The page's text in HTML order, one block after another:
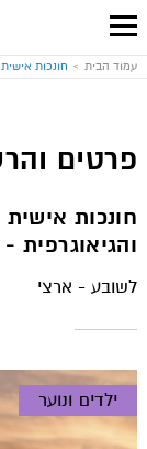
עמוד הבית
פרטים
חונכות
והגיאוגרפית
לשובע - ארצי
ילדים ונוער